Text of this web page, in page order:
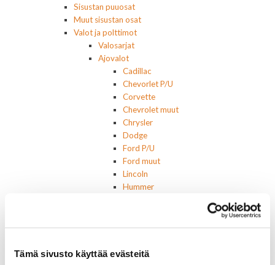
Tämä sivusto käyttää evästeitä
Sisustan puuosat
Muut sisustan osat
Valot ja polttimot
Valosarjat
Ajovalot
Cadillac
Chevorlet P/U
Corvette
Chevrolet muut
Chrysler
Dodge
Ford P/U
Ford muut
Lincoln
Hummer
Cadillac
Corvette